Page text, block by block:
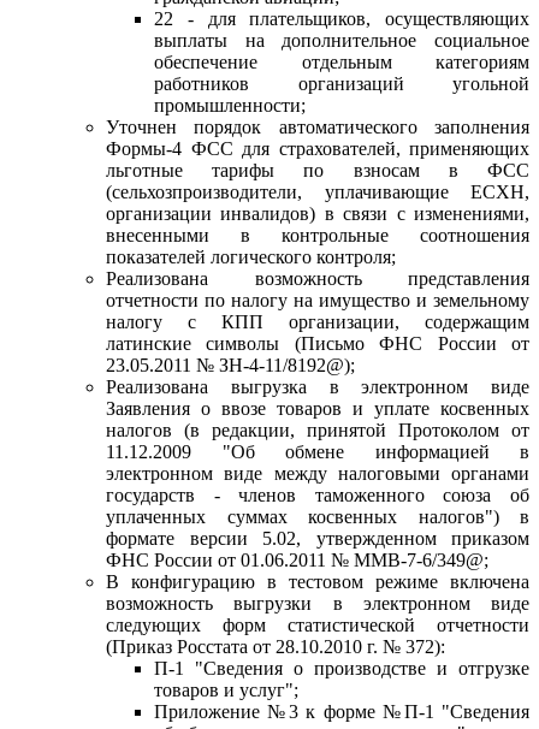
22 - для плательщиков, осуществляющих
выплаты на дополнительное социальное
обеспечение отдельным категориям
работников организаций угольной
промышленности;
Уточнен порядок автоматического заполнения
Формы-4 ФСС для страхователей, применяющих
льготные тарифы по взносам в ФСС
(сельхозпроизводители, уплачивающие ЕСХН,
организации инвалидов) в связи с изменениями,
внесенными в контрольные соотношения
показателей логического контроля;
Реализована возможность представления
отчетности по налогу на имущество и земельному
налогу с КПП организации, содержащим
латинские символы (Письмо ФНС России от
23.05.2011 № ЗН-4-11/8192@);
Реализована выгрузка в электронном виде
Заявления о ввозе товаров и уплате косвенных
налогов (в редакции, принятой Протоколом от
11.12.2009 "Об обмене информацией в
электронном виде между налоговыми органами
государств - членов таможенного союза об
уплаченных суммах косвенных налогов") в
формате версии 5.02, утвержденном приказом
ФНС России от 01.06.2011 № ММВ-7-6/349@;
В конфигурацию в тестовом режиме включена
возможность выгрузки в электронном виде
следующих форм статистической отчетности
(Приказ Росстата от 28.10.2010 г. № 372):
П-1 "Сведения о производстве и отгрузке
товаров и услуг";
Приложение №3 к форме №П-1 "Сведения